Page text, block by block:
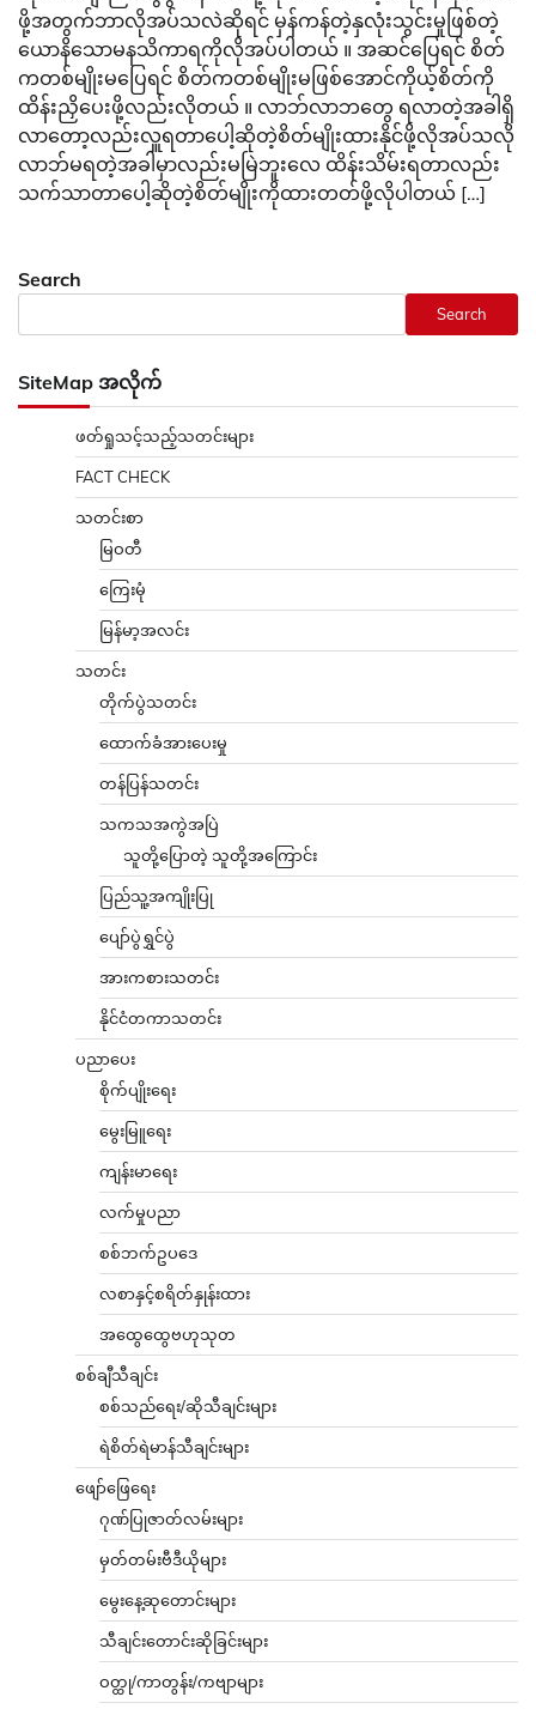
ဖို့အတွက်ဘာလိုအပ်သလဲဆိုရင် မှန်ကန်တဲ့နှလုံးသွင်းမှုဖြစ်တဲ့
ယောနိသောမနသိကာရကိုလိုအပ်ပါတယ် ။ အဆင်ပြေရင် စိတ်
ကတစ်မျိုးမပြေရင် စိတ်ကတစ်မျိုးမဖြစ်အောင်ကိုယ့်စိတ်ကို
ထိန်းညှိပေးဖို့လည်းလိုတယ် ။ လာဘ်လာဘတွေ ရလာတဲ့အခါရှိ
လာတော့လည်းလှူရတာပေါ့ဆိုတဲ့စိတ်မျိုးထားနိုင်ဖို့လိုအပ်သလို
လာဘ်မရတဲ့အခါမှာလည်းမမြဲဘူးလေ ထိန်းသိမ်းရတာလည်း
သက်သာတာပေါ့ဆိုတဲ့စိတ်မျိုးကိုထားတတ်ဖို့လိုပါတယ် […]
Search
Search
SiteMap အလိုက်
ဖတ်ရှုသင့်သည့်သတင်းများ
FACT CHECK
သတင်းစာ
မြဝတီ
ကြေးမုံ
မြန်မာ့အလင်း
သတင်း
တိုက်ပွဲသတင်း
ထောက်ခံအားပေးမှု
တန်ပြန်သတင်း
သကသအကွဲအပြဲ
သူတို့ပြောတဲ့ သူတို့အကြောင်း
ပြည်သူ့အကျိုးပြု
ပျော်ပွဲရွှင်ပွဲ
အားကစားသတင်း
နိုင်ငံတကာသတင်း
ပညာပေး
စိုက်ပျိုးရေး
မွေးမြူရေး
ကျန်းမာရေး
လက်မှုပညာ
စစ်ဘက်ဥပဒေ
လစာနှင့်စရိတ်နှုန်းထား
အထွေထွေဗဟုသုတ
စစ်ချီသီချင်း
စစ်သည်ရေး/ဆိုသီချင်းများ
ရဲစိတ်ရဲမာန်သီချင်းများ
ဖျော်ဖြေရေး
ဂုဏ်ပြုဇာတ်လမ်းများ
မှတ်တမ်းဗီဒီယိုများ
မွေးနေ့ဆုတောင်းများ
သီချင်းတောင်းဆိုခြင်းများ
ဝတ္ထု/ကာတွန်း/ကဗျာများ